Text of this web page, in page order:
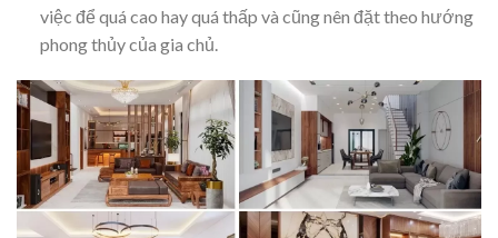
việc để quá cao hay quá thấp và cũng nên đặt theo hướng
phong thủy của gia chủ.